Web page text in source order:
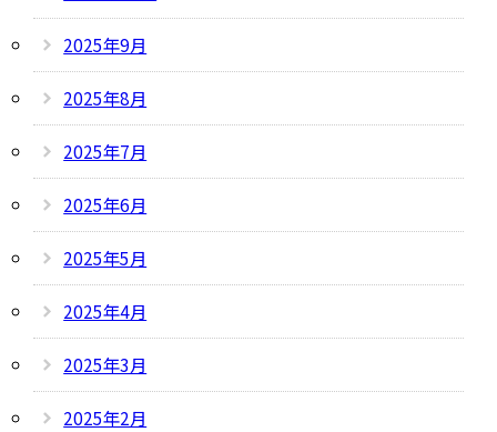
2025年9月
2025年8月
2025年7月
2025年6月
2025年5月
2025年4月
2025年3月
2025年2月